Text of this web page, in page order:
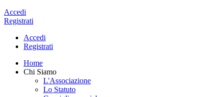
Accedi
Registrati
Accedi
Registrati
Home
Chi Siamo
L'Associazione
Lo Statuto